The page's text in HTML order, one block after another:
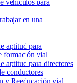
vehículos para
en una
aptitud para
formación vial
aptitud para directores
conductores
y Reeducación vial